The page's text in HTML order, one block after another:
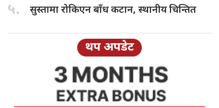
५. सुस्तामा रोकिएनबाँध कटान, स्थानीय चिन्तित
थप अपडेट